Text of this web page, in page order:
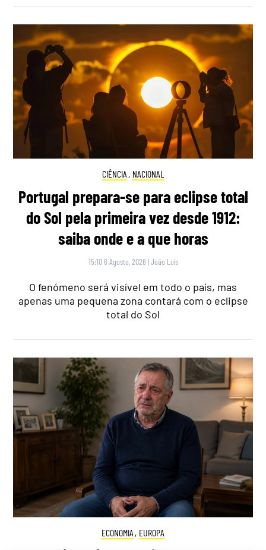
CIÊNCIA , NACIONAL
Portugal prepara-se para eclipse total
do Sol pela primeira vez desde 1912:
saiba onde e a que horas
15:10 6 Agosto, 2026 |João Luís
O fenómeno será visível em todo o país, mas
apenas uma pequena zona contará com o eclipse
total do Sol
ECONOMIA , EUROPA